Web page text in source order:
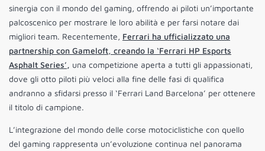
sinergia con il mondo del gaming, offrendo ai piloti un’importante
palcoscenico per mostrare le loro abilità e per farsi notare dai
migliori team. Recentemente, Ferrari ha ufficializzato una
partnership con Gameloft, creando la ‘Ferrari HP Esports
Asphalt Series’, una competizione aperta a tutti gli appassionati,
dove gli otto piloti più veloci alla fine delle fasi di qualifica
andranno a sfidarsi presso il ‘Ferrari Land Barcelona’ per ottenere
il titolo di campione.
L’integrazione del mondo delle corse motociclistiche con quello
del gaming rappresenta un’evoluzione continua nel panorama